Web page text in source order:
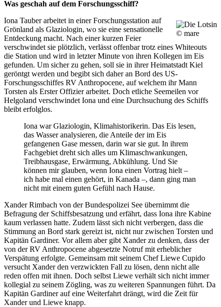
Was geschah auf dem Forschungsschiff?
© mare
Iona Tauber arbeitet in einer Forschungsstation auf
Grönland als Glaziologin, wo sie eine sensationelle
Entdeckung macht. Nach einer kurzen Feier
verschwindet sie plötzlich, verlässt offenbar trotz eines Whiteouts
die Station und wird in letzter Minute von ihren Kollegen im Eis
gefunden. Um sicher zu gehen, soll sie in ihrer Heimatstadt Kiel
geröntgt werden und begibt sich daher an Bord des US-
Forschungsschiffes RV Anthropocene, auf welchem ihr Mann
Torsten als Erster Offizier arbeitet. Doch etliche Seemeilen vor
Helgoland verschwindet Iona und eine Durchsuchung des Schiffs
bleibt erfolglos.
Iona war Glaziologin, Klimahistorikerin. Das Eis lesen,
das Wasser analysieren, die Anteile der im Eis
gefangenen Gase messen, darin war sie gut. In ihrem
Fachgebiet dreht sich alles um Klimaschwankungen,
Treibhausgase, Erwärmung, Abkühlung. Und Sie
können mir glauben, wenn Iona einen Vortrag hielt –
ich habe mal einen gehört, in Kanada –, dann ging man
nicht mit einem guten Gefühl nach Hause.
Xander Rimbach von der Bundespolizei See übernimmt die
Befragung der Schiffsbesatzung und erfährt, dass Iona ihre Kabine
kaum verlassen hatte. Zudem lässt sich nicht verbergen, dass die
Stimmung an Bord stark gereizt ist, nicht nur zwischen Torsten und
Kapitän Gardiner. Vor allem aber gibt Xander zu denken, dass der
von der RV Anthropocene abgesetzte Notruf mit erheblicher
Verspätung erfolgte. Gemeinsam mit seinem Chef Liewe Cupido
versucht Xander den verzwickten Fall zu lösen, denn nicht alle
reden offen mit ihnen. Doch selbst Liewe verhält sich nicht immer
kollegial zu seinem Zögling, was zu weiteren Spannungen führt. Da
Kapitän Gardiner auf eine Weiterfahrt drängt, wird die Zeit für
Xander und Liewe knapp.